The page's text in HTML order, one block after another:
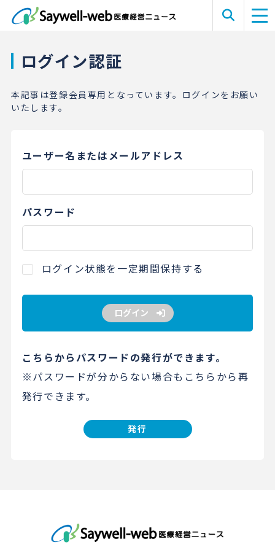
ログイン認証
本記事は登録会員専用となっています。ログインをお願い
いたします。
ユーザー名またはメールアドレス
パスワード
ログイン状態を一定期間保持する
ログイン
こちらからパスワードの発行ができます。
※パスワードが分からない場合もこちらから再
発行できます。
発行